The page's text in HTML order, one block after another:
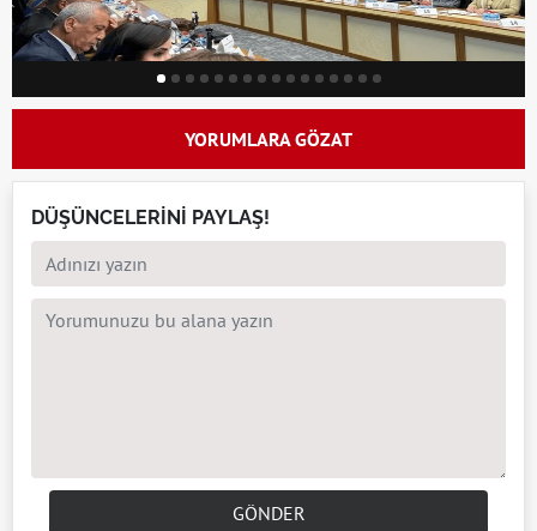
YORUMLARA GÖZAT
DÜŞÜNCELERİNİ PAYLAŞ!
GÖNDER